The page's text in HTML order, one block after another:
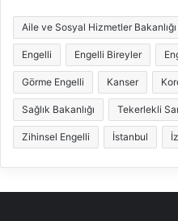
Aile ve Sosyal Hizmetler Bakanlığı
Engelli Engelli Bireyler
Görme Engelli Kanser
Sağlık Bakanlığı Tekerlekli
Zihinsel Engelli İstanbul